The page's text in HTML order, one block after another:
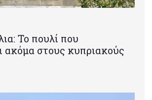
Το πουλί που
ακόμα στους κυπριακούς